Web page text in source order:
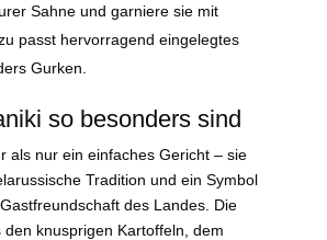
Sahne und garniere sie mit
passt hervorragend eingelegtes
Gurken.
so besonders sind
als nur ein einfaches Gericht – sie
Tradition und ein Symbol
des Landes. Die
den knusprigen Kartoffeln, dem